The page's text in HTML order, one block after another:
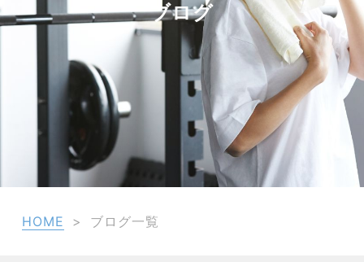
ブログ
HOME > ブログ一覧
よくあるご質問
体験トレーニングの流れ